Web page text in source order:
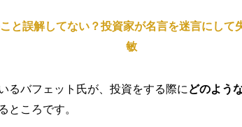
と誤解してない？投資家が名言を迷言にして
敏
るバフェット氏が、投資をする際に どのよう
ところです。